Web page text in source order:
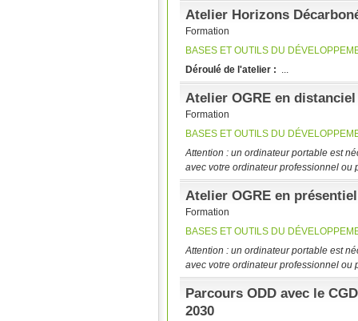
Atelier Horizons
Formation
BASES ET OUTILS DU
Déroulé de l'atelier : ...
Atelier OGRE en distanciel
Formation
BASES ET OUTILS DU
Attention : un ordinateur portable est
avec votre ordinateur professionnel ou
Atelier OGRE en présentiel
Formation
BASES ET OUTILS DU
Attention : un ordinateur portable est
avec votre ordinateur professionnel ou
Parcours ODD avec le
2030